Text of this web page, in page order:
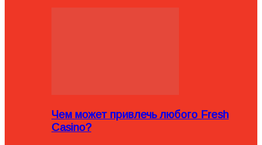
Чем может привлечь любого Fresh
Casino?